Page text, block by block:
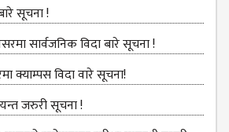
सूचना !
सार्वजनिक विदा बारे सूचना !
क्याम्पस विदा वारे सूचना!
जरुरी सूचना !